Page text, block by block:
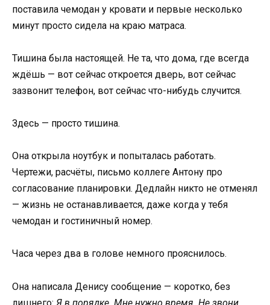
поставила чемодан у кровати и первые несколько
минут просто сидела на краю матраса.
Тишина была настоящей. Не та, что дома, где всегда
ждёшь — вот сейчас откроется дверь, вот сейчас
зазвонит телефон, вот сейчас что-нибудь случится.
Здесь — просто тишина.
Она открыла ноутбук и попыталась работать.
Чертежи, расчёты, письмо коллеге Антону про
согласование планировки. Дедлайн никто не отменял
— жизнь не останавливается, даже когда у тебя
чемодан и гостиничный номер.
Часа через два в голове немного прояснилось.
Она написала Денису сообщение — коротко, без
лишнего: Я в порядке. Мне нужно время. Не звони